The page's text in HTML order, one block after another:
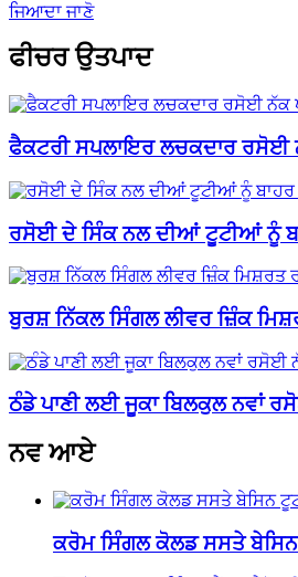
ਜਿਆਦਾ ਜਾਣੋ
ਫੀਚਰ ਉਤਪਾਦ
ਫੈਕਟਰੀ ਸਪਲਾਇਰ ਲਚਕਦਾਰ ਰਸੋਈ
ਰਸੋਈ ਦੇ ਸਿੰਕ ਨਲ ਦੀਆਂ ਟੂਟੀਆਂ ਨੂੰ
ਬੁਰਸ਼ ਨਿੱਕਲ ਸਿੰਗਲ ਲੀਵਰ ਜ਼ਿੰਕ
ਠੰਡੇ ਪਾਣੀ ਲਈ ਜੂਕਾ ਬਿਲਕੁਲ ਨਵਾਂ
ਨਵ ਆਏ
ਕਰੋਮ ਸਿੰਗਲ ਕੋਲਡ ਸਸਤੇ